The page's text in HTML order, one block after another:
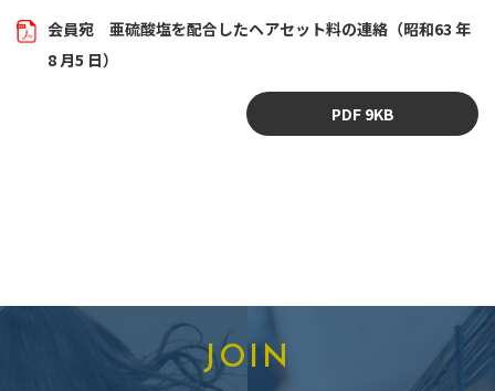
会員宛 亜硫酸塩を配合したヘアセット料の連絡（昭和63 年
8 月5 日）
PDF 9KB
JOIN